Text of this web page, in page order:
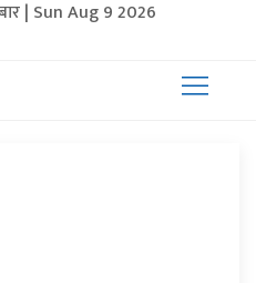
| Sun Aug 9 2026